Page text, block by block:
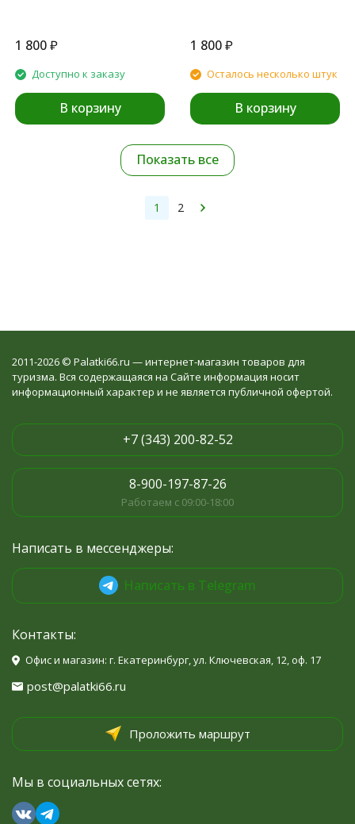
1 800₽
Доступно к заказу
В корзину
1 800₽
Осталось несколько штук
В корзину
Показать все
1 2
2011-2026 © Palatki66.ru — интернет-магазин товаров для
туризма. Вся содержащаяся на Сайте информация носит
информационный характер и не является публичной офертой.
+7 (343) 200-82-52
8-900-197-87-26
Работаем с 09:00-18:00
Написать в мессенджеры:
Написать в Telegram
Контакты:
Офис и магазин: г. Екатеринбург, ул. Ключевская, 12, оф. 17
post@palatki66.ru
Проложить маршрут
Мы в социальных сетях: